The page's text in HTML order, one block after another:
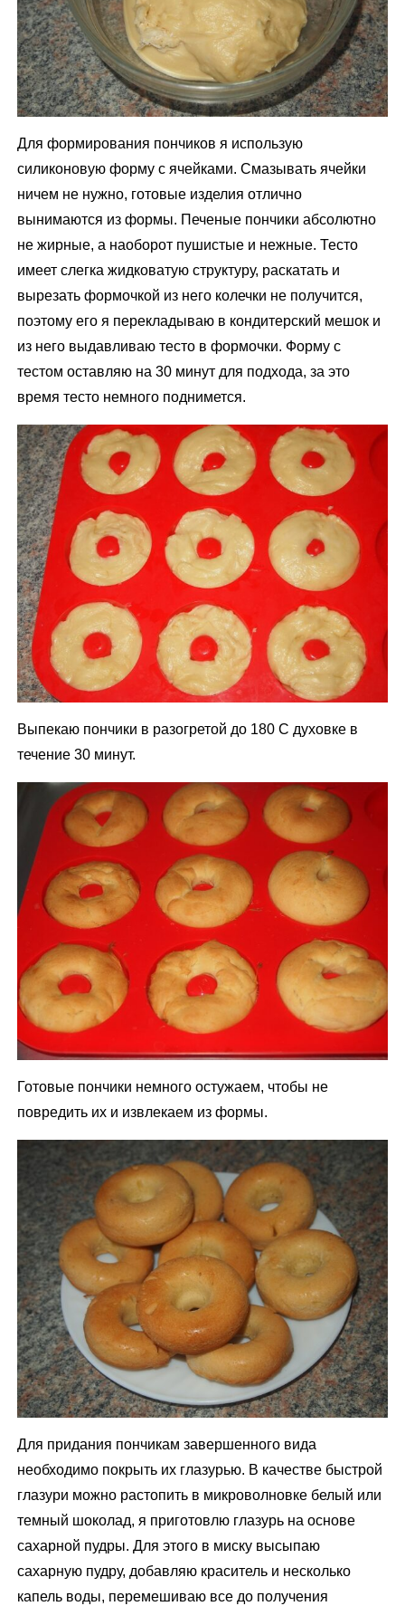
Для формирования пончиков я использую
силиконовую форму с ячейками. Смазывать ячейки
ничем не нужно, готовые изделия отлично
вынимаются из формы. Печеные пончики абсолютно
не жирные, а наоборот пушистые и нежные. Тесто
имеет слегка жидковатую структуру, раскатать и
вырезать формочкой из него колечки не получится,
поэтому его я перекладываю в кондитерский мешок и
из него выдавливаю тесто в формочки. Форму с
тестом оставляю на 30 минут для подхода, за это
время тесто немного поднимется.
Выпекаю пончики в разогретой до 180 С духовке в
течение 30 минут.
Готовые пончики немного остужаем, чтобы не
повредить их и извлекаем из формы.
Для придания пончикам завершенного вида
необходимо покрыть их глазурью. В качестве быстрой
глазури можно растопить в микроволновке белый или
темный шоколад, я приготовлю глазурь на основе
сахарной пудры. Для этого в миску высыпаю
сахарную пудру, добавляю краситель и несколько
капель воды, перемешиваю все до получения